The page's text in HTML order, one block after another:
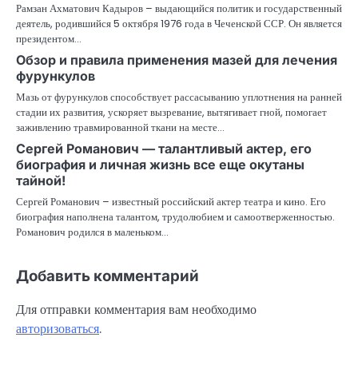
Рамзан Ахматович Кадыров – выдающийся политик и государственный
деятель, родившийся 5 октября 1976 года в Чеченской ССР. Он является
президентом…
Обзор и правила применения мазей для лечения
фурункулов
Мазь от фурункулов способствует рассасыванию уплотнения на ранней
стадии их развития, ускоряет вызревание, вытягивает гной, помогает
заживлению травмированной ткани на месте…
Сергей Романович — талантливый актер, его
биография и личная жизнь все еще окутаны
тайной!
Сергей Романович – известный российский актер театра и кино. Его
биография наполнена талантом, трудолюбием и самоотверженностью.
Романович родился в маленьком…
Добавить комментарий
Для отправки комментария вам необходимо
авторизоваться.